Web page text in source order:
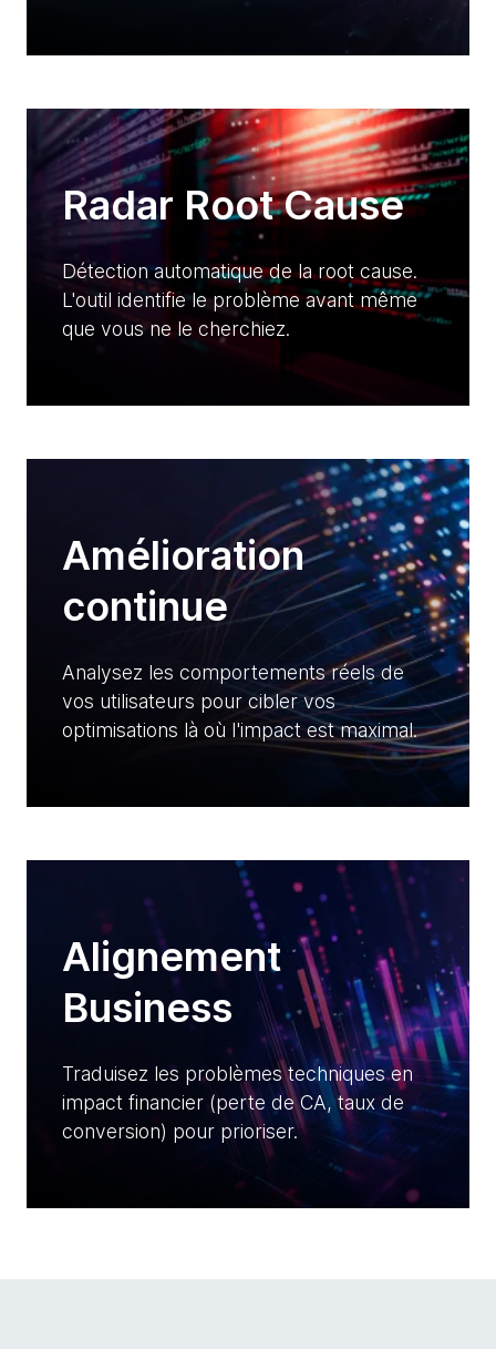
Radar Root Cause
Détection automatique de la root cause.
L'outil identifie le problème avant même
que vous ne le cherchiez.
Amélioration
continue
Analysez les comportements réels de
vos utilisateurs pour cibler vos
optimisations là où l'impact est maximal.
Alignement
Business
Traduisez les problèmes techniques en
impact financier (perte de CA, taux de
conversion) pour prioriser.